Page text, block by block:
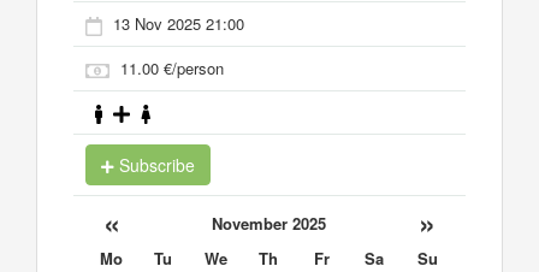
13 Nov 2025 21:00
11.00 €/person
Subscribe
« November 2025 »
Mo Tu We Th Fr Sa
Su